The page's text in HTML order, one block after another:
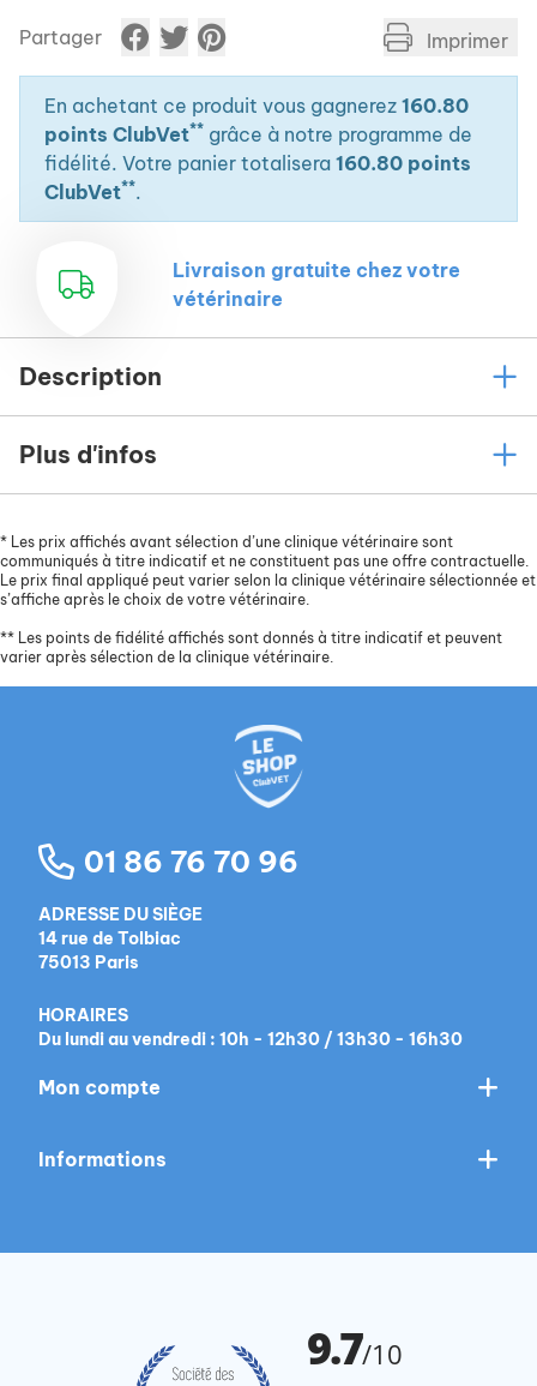
Partager Imprimer
En achetant ce produit vous gagnerez 160.80
points ClubVet** grâce à notre programme de
fidélité. Votre panier totalisera 160.80 points
ClubVet**.
Livraison gratuite chez votre
vétérinaire
Description
Plus d'infos
* Les prix affichés avant sélection d’une clinique vétérinaire sont
communiqués à titre indicatif et ne constituent pas une offre contractuelle.
Le prix final appliqué peut varier selon la clinique vétérinaire sélectionnée et
s’affiche après le choix de votre vétérinaire.
** Les points de fidélité affichés sont donnés à titre indicatif et peuvent
varier après sélection de la clinique vétérinaire.
01 86 76 70 96
ADRESSE DU SIÈGE
14 rue de Tolbiac
75013 Paris
HORAIRES
Du lundi au vendredi : 10h - 12h30 / 13h30 - 16h30
Mon compte
Informations